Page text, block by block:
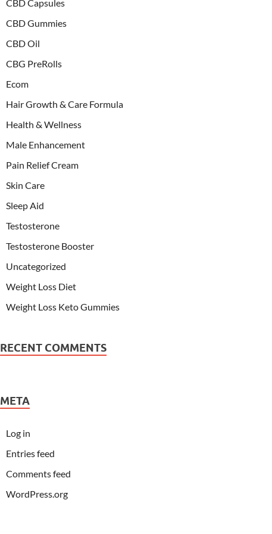
CBD Capsules
CBD Gummies
CBD Oil
CBG PreRolls
Ecom
Hair Growth & Care Formula
Health & Wellness
Male Enhancement
Pain Relief Cream
Skin Care
Sleep Aid
Testosterone
Testosterone Booster
Uncategorized
Weight Loss Diet
Weight Loss Keto Gummies
RECENT COMMENTS
META
Log in
Entries feed
Comments feed
WordPress.org